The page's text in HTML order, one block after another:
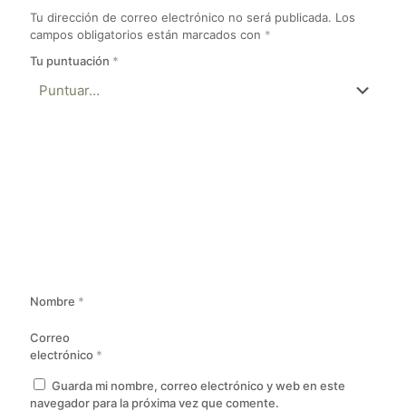
Tu dirección de correo electrónico no será publicada. Los
campos obligatorios están marcados con *
Tu puntuación *
Nombre *
Correo
electrónico *
Guarda mi nombre, correo electrónico y web en este
navegador para la próxima vez que comente.